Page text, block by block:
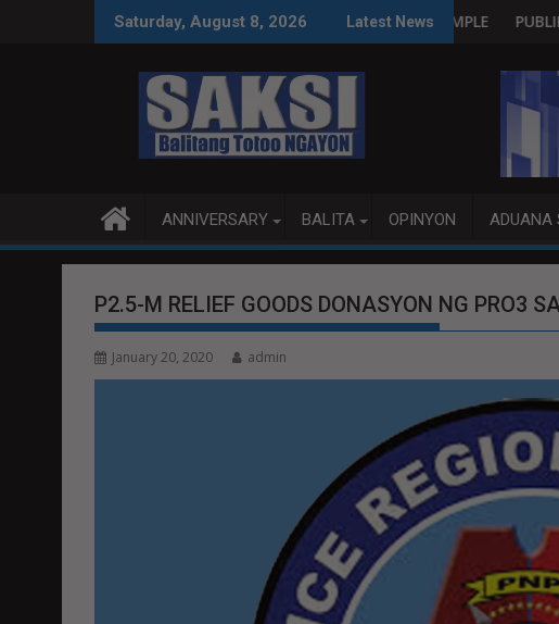
Saturday, August 8, 2026 Latest News
SA WPS O MAGBITIW
SA KONGRESO NA SUSPENDIHIN IMPLEMENTASYON NG RPVARA
PUBLIKO HINIKAYAT NI
ANNIVERSARY BALITA OPINYON ADUANA
P2.5-M RELIEF GOODS DONASYON NG PRO3
January 20, 2020 admin